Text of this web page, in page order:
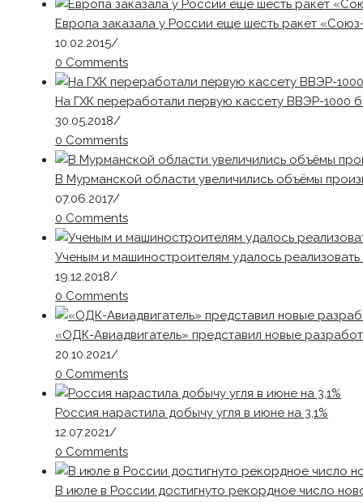
Европа заказала у России еще шесть ракет
10.02.2015/
0 Comments
На ГХК переработали первую кассету ВВЭР-1000
30.05.2018/
0 Comments
В Мурманской области увеличились объёмы
07.06.2017/
0 Comments
Ученым и машиностроителям удалось
19.12.2018/
0 Comments
«ОДК-Авиадвигатель» представил новые
20.10.2021/
0 Comments
Россия нарастила добычу угля в июне на 3,1%
12.07.2021/
0 Comments
В июле в России достигнуто рекордное число